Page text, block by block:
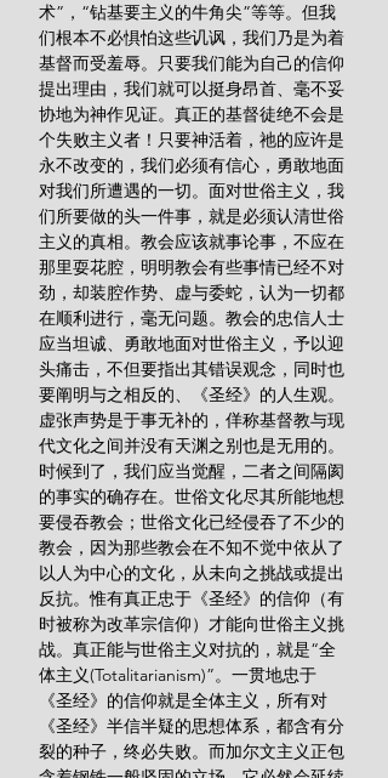
术”，“钻基要主义的牛角尖”等等。但我
们根本不必惧怕这些讥讽，我们乃是为着
基督而受羞辱。只要我们能为自己的信仰
提出理由，我们就可以挺身昂首、毫不妥
协地为神作见证。真正的基督徒绝不会是
个失败主义者！只要神活着，祂的应许是
永不改变的，我们必须有信心，勇敢地面
对我们所遭遇的一切。面对世俗主义，我
们所要做的头一件事，就是必须认清世俗
主义的真相。教会应该就事论事，不应在
那里耍花腔，明明教会有些事情已经不对
劲，却装腔作势、虚与委蛇，认为一切都
在顺利进行，毫无问题。教会的忠信人士
应当坦诚、勇敢地面对世俗主义，予以迎
头痛击，不但要指出其错误观念，同时也
要阐明与之相反的、《圣经》的人生观。
虚张声势是于事无补的，佯称基督教与现
代文化之间并没有天渊之别也是无用的。
时候到了，我们应当觉醒，二者之间隔阂
的事实的确存在。世俗文化尽其所能地想
要侵吞教会；世俗文化已经侵吞了不少的
教会，因为那些教会在不知不觉中依从了
以人为中心的文化，从未向之挑战或提出
反抗。惟有真正忠于《圣经》的信仰（有
时被称为改革宗信仰）才能向世俗主义挑
战。真正能与世俗主义对抗的，就是“全
体主义(Totalitarianism)”。一贯地忠于
《圣经》的信仰就是全体主义，所有对
《圣经》半信半疑的思想体系，都含有分
裂的种子，终必失败。而加尔文主义正包